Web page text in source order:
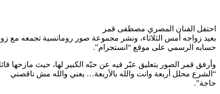
احتفل الفنان المصري مصطفى قمر
بعيد زواجه أمس الثلاثاء، ونشر مجموعة صور رومانسية تجمعه مع
حسابه الرسمي على موقع “انستجرام”.
وأرفق قمر الصور بتعليق عبّر فيه عن حبّه الكبير لها، حيث مازحها
“الشرع محلل أربعة وانت والله بالأربعة… يعني والله مش ناقصني
حاجة”.